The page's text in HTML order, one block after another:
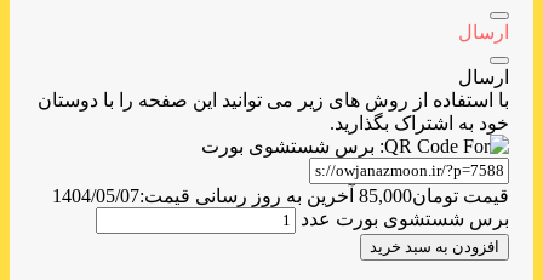
ارسال
ارسال
با استفاده از روش های زیر می توانید این صفحه را با دوستان
خود به اشتراک بگذارید.
قیمت تومان85,000 آخرین به روز رسانی قیمت:1404/05/07
برس شستشوی بورت عدد
افزودن به سبد خرید